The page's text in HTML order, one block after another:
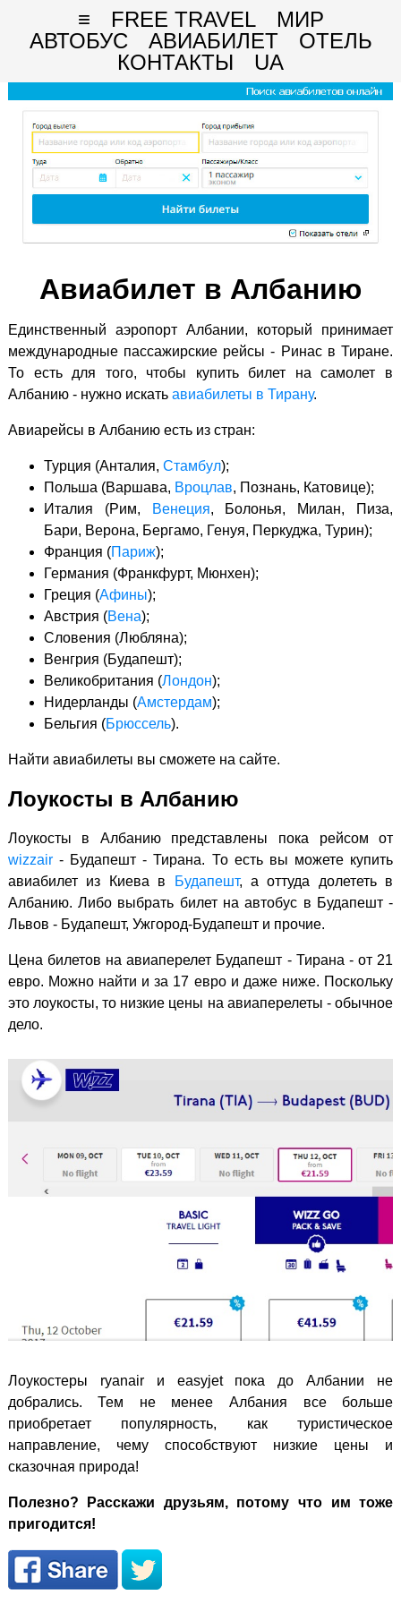
≡ FREE TRAVEL
МИР
АВТОБУС
АВИАБИЛЕТ
ОТЕЛЬ
КОНТАКТЫ
UA
Авиабилет в Албанию
Единственный аэропорт Албании, который принимает
международные пассажирские рейсы - Ринас в Тиране.
То есть для того, чтобы купить билет на самолет в
Албанию - нужно искать авиабилеты в Тирану.
Авиарейсы в Албанию есть из стран:
Турция (Анталия, Стамбул);
Польша (Варшава, Вроцлав, Познань, Катовице);
Италия (Рим,
Венеция, Болонья, Милан, Пиза,
Бари, Верона, Бергамо, Генуя, Перкуджа, Турин);
Франция (Париж);
Германия (Франкфурт, Мюнхен);
Греция (Афины);
Австрия (Вена);
Словения (Любляна);
Венгрия (Будапешт);
Великобритания (Лондон);
Нидерланды (Амстердам);
Бельгия (Брюссель).
Найти авиабилеты вы сможете на сайте.
Лоукосты в Албанию
Лоукосты в Албанию представлены пока рейсом от
wizzair- Будапешт - Тирана. То есть вы можете купить
авиабилет из Киева в
Будапешт, а оттуда долететь в
Албанию. Либо выбрать билет на автобус в Будапешт -
Львов - Будапешт, Ужгород-Будапешт и прочие.
Цена билетов на авиаперелет Будапешт - Тирана - от 21
евро. Можно найти и за 17 евро и даже ниже. Поскольку
это лоукосты, то низкие цены на авиаперелеты - обычное
дело.
Лоукостеры ryanair и easyjet пока до Албании не
добрались. Тем не менее Албания все больше
приобретает популярность, как туристическое
направление, чему способствуют низкие цены и
сказочная природа!
Полезно? Расскажи друзьям, потому что им тоже
пригодится!